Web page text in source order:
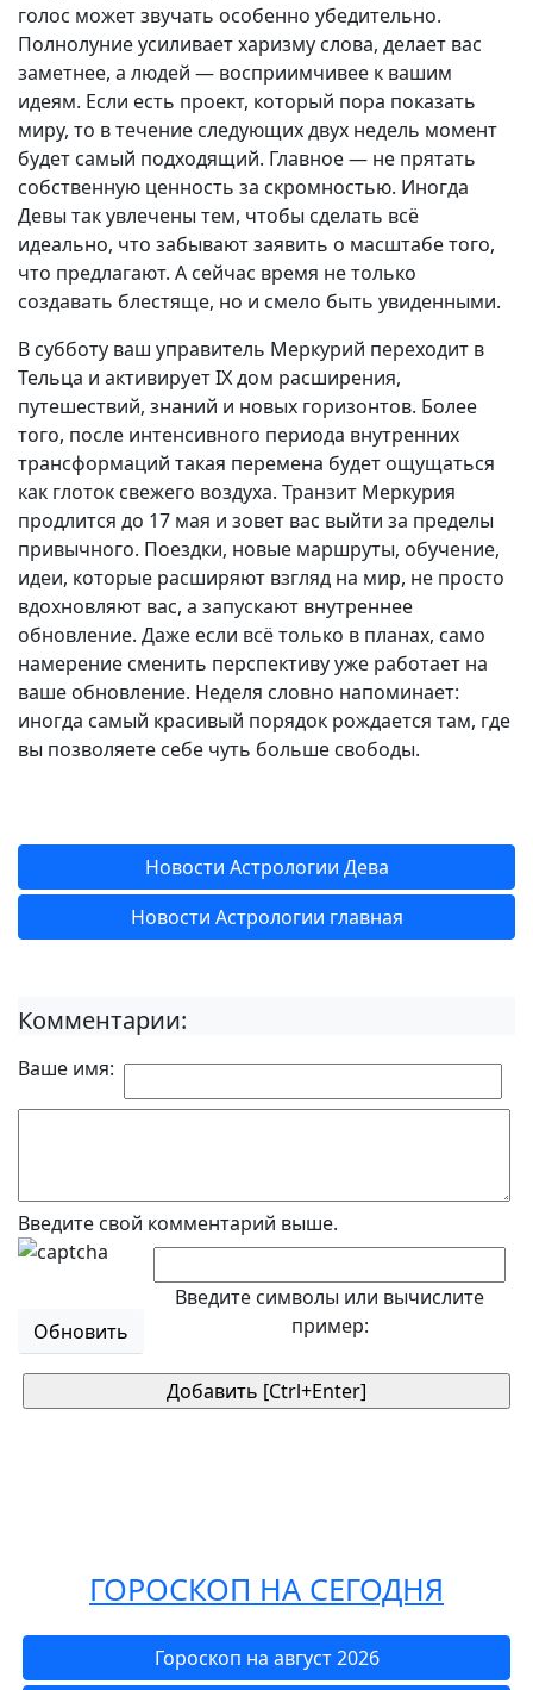
голос может звучать особенно убедительно.
Полнолуние усиливает харизму слова, делает вас
заметнее, а людей — восприимчивее к вашим
идеям. Если есть проект, который пора показать
миру, то в течение следующих двух недель момент
будет самый подходящий. Главное — не прятать
собственную ценность за скромностью. Иногда
Девы так увлечены тем, чтобы сделать всё
идеально, что забывают заявить о масштабе того,
что предлагают. А сейчас время не только
создавать блестяще, но и смело быть увиденными.
В субботу ваш управитель Меркурий переходит в
Тельца и активирует IX дом расширения,
путешествий, знаний и новых горизонтов. Более
того, после интенсивного периода внутренних
трансформаций такая перемена будет ощущаться
как глоток свежего воздуха. Транзит Меркурия
продлится до 17 мая и зовет вас выйти за пределы
привычного. Поездки, новые маршруты, обучение,
идеи, которые расширяют взгляд на мир, не просто
вдохновляют вас, а запускают внутреннее
обновление. Даже если всё только в планах, само
намерение сменить перспективу уже работает на
ваше обновление. Неделя словно напоминает:
иногда самый красивый порядок рождается там, где
вы позволяете себе чуть больше свободы.
Новости Астрологии Дева
Новости Астрологии главная
Комментарии:
Ваше имя:
Введите свой комментарий выше.
Обновить
Введите символы или вычислите
пример:
ГОРОСКОП НА СЕГОДНЯ
Гороскоп на август 2026